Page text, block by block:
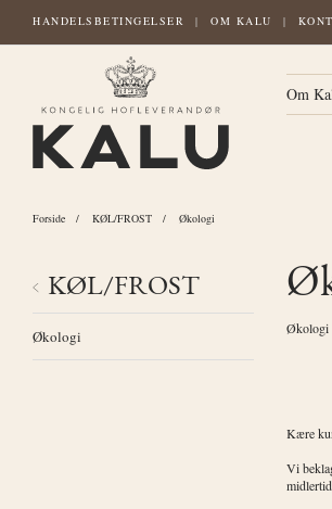
HANDELSBETINGELSER OM KALU
Om
Forside KØL/FROST Økologi
KØL/FROST
Økologi Økologi
Kære
Vi